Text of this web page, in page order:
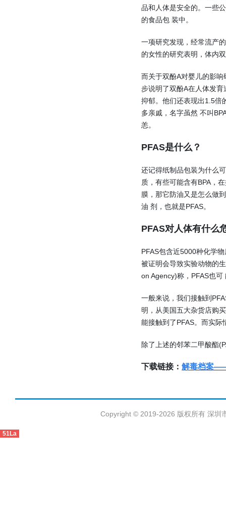
品和人体是安全的。一些
的食品包 装中。
一项研究发现，经常流产
的女性的研究表明，体内
而关于双酚A对婴儿的影
步说明了双酚A在人体发
抑郁。他们还表现出1.5倍
多亲戚，名字虽然 不叫
恙。
PFAS是什么？
还记得纸制品包装为什么
质，有些可能含有BPA，
膜，那它防油又是怎么做
油 剂，也就是PFAS。
PFAS对人体有什么
PFAS包含近5000种化学
被证明会导致实验动物的
on Agency)称，PFAS也
一般来说，我们接触到
明，从美国五大杂货店购
能接触到了PFAS。而实
除了上述的邻苯二甲酸酯
下载链接： 解毒档案
Copyright © 2019-2026 版权所有 深圳
51La